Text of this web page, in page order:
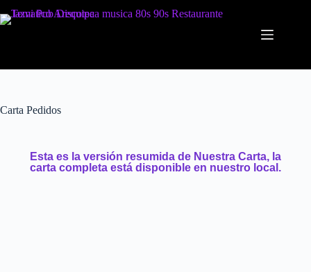
Carta Pedidos
Esta es la versión resumida de Nuestra Carta, la
carta completa está disponible en nuestro local.